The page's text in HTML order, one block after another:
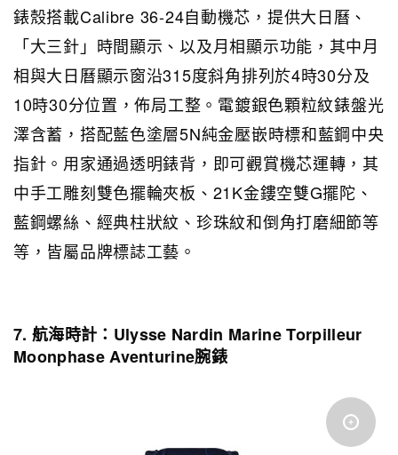
錶殼搭載Calibre 36-24自動機芯，提供大日曆、
「大三針」時間顯示、以及月相顯示功能，其中月
相與大日曆顯示窗沿315度斜角排列於4時30分及
10時30分位置，佈局工整。電鍍銀色顆粒紋錶盤光
澤含蓄，搭配藍色塗層5N純金壓嵌時標和藍鋼中央
指針。用家通過透明錶背，即可觀賞機芯運轉，其
中手工雕刻雙色擺輪夾板、21K金鏤空雙G擺陀、
藍鋼螺絲、經典柱狀紋、珍珠紋和倒角打磨細節等
等，皆屬品牌標誌工藝。
7. 航海時計：Ulysse Nardin Marine Torpilleur
Moonphase Aventurine腕錶